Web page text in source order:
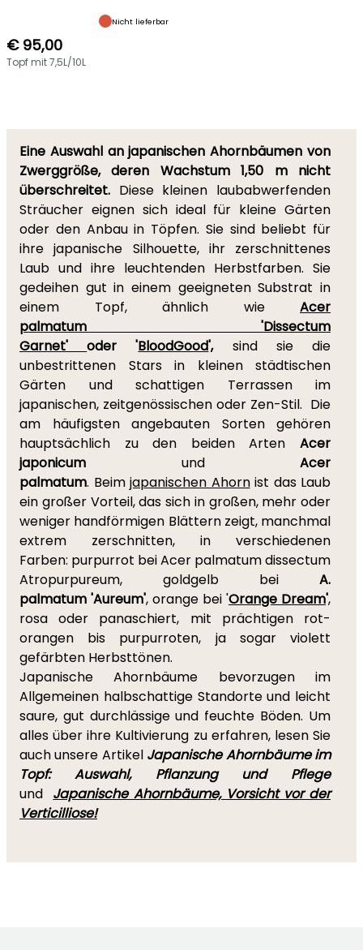
Nicht lieferbar
€ 95,00
Topf mit 7,5L/10L
Eine Auswahl an japanischen Ahornbäumen von
Zwerggröße, deren Wachstum 1,50 m nicht
überschreitet. Diese kleinen laubabwerfenden
Sträucher eignen sich ideal für kleine Gärten
oder den Anbau in Töpfen. Sie sind beliebt für
ihre japanische Silhouette, ihr zerschnittenes
Laub und ihre leuchtenden Herbstfarben. Sie
gedeihen gut in einem geeigneten Substrat in
einem Topf, ähnlich wie Acer
palmatum 'Dissectum
Garnet'oder'BloodGood',
sind sie die
unbestrittenen Stars in kleinen städtischen
Gärten und schattigen Terrassen im
japanischen, zeitgenössischen oder Zen-Stil. Die
am häufigsten angebauten Sorten gehören
hauptsächlich zu den beiden Arten Acer
japonicum und Acer
palmatum. Beim japanischen Ahornist das Laub
ein großer Vorteil, das sich in großen, mehr oder
weniger handförmigen Blättern zeigt, manchmal
extrem zerschnitten, in verschiedenen
Farben: purpurrot bei Acer palmatum dissectum
Atropurpureum, goldgelb bei A.
palmatum 'Aureum', orange bei 'Orange Dream',
rosa oder panaschiert, mit prächtigen rot-
orangen bis purpurroten, ja sogar violett
gefärbten Herbsttönen.
Japanische Ahornbäume bevorzugen im
Allgemeinen halbschattige Standorte und leicht
saure, gut durchlässige und feuchte Böden. Um
alles über ihre Kultivierung zu erfahren, lesen Sie
auch unsere Artikel Japanische Ahornbäume im
Topf: Auswahl, Pflanzung und Pflege
und Japanische Ahornbäume, Vorsicht vor der
Verticilliose!